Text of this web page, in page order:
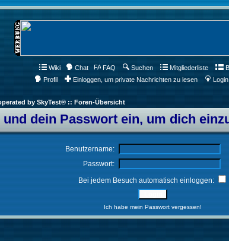
Wiki Chat FAQ Suchen Mitgliederliste
Profil
Einloggen, um private Nachrichten zu lesen Login
by SkyTest® :: Foren-Übersicht
dein Passwort ein, um dich
Benutzername:
Passwort:
Bei jedem Besuch automatisch einloggen:
Ich habe mein Passwort vergessen!